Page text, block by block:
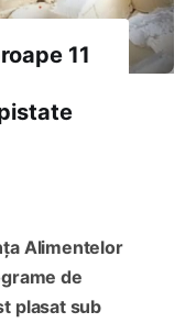
11
Alimentelor
de
plasat sub